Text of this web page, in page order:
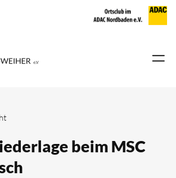
beim MSC